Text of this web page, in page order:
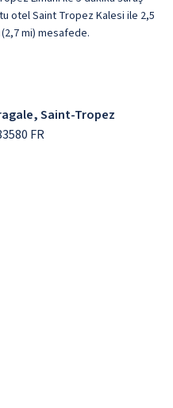
otel Saint Tropez Kalesi ile 2,5
mi) mesafede.
Saint-Tropez
FR